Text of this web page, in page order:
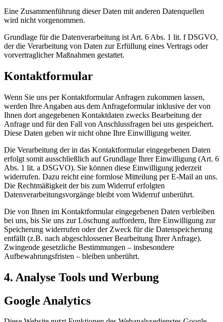
Eine Zusammenführung dieser Daten mit anderen Datenquellen
wird nicht vorgenommen.
Grundlage für die Datenverarbeitung ist Art. 6 Abs. 1 lit. f DSGVO,
der die Verarbeitung von Daten zur Erfüllung eines Vertrags oder
vorvertraglicher Maßnahmen gestattet.
Kontaktformular
Wenn Sie uns per Kontaktformular Anfragen zukommen lassen,
werden Ihre Angaben aus dem Anfrageformular inklusive der von
Ihnen dort angegebenen Kontaktdaten zwecks Bearbeitung der
Anfrage und für den Fall von Anschlussfragen bei uns gespeichert.
Diese Daten geben wir nicht ohne Ihre Einwilligung weiter.
Die Verarbeitung der in das Kontaktformular eingegebenen Daten
erfolgt somit ausschließlich auf Grundlage Ihrer Einwilligung (Art. 6
Abs. 1 lit. a DSGVO). Sie können diese Einwilligung jederzeit
widerrufen. Dazu reicht eine formlose Mitteilung per E-Mail an uns.
Die Rechtmäßigkeit der bis zum Widerruf erfolgten
Datenverarbeitungsvorgänge bleibt vom Widerruf unberührt.
Die von Ihnen im Kontaktformular eingegebenen Daten verbleiben
bei uns, bis Sie uns zur Löschung auffordern, Ihre Einwilligung zur
Speicherung widerrufen oder der Zweck für die Datenspeicherung
entfällt (z.B. nach abgeschlossener Bearbeitung Ihrer Anfrage).
Zwingende gesetzliche Bestimmungen – insbesondere
Aufbewahrungsfristen – bleiben unberührt.
4. Analyse Tools und Werbung
Google Analytics